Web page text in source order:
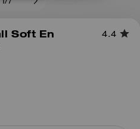
/ 7
Soft En
4.4